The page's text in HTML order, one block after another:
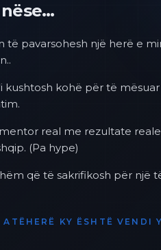
të pavarsohesh një herë e
kushtosh kohë për të
real me rezultate
(Pa hype)
që të sakrifikosh për një
ATËHERË KY ËSHTË VENDI